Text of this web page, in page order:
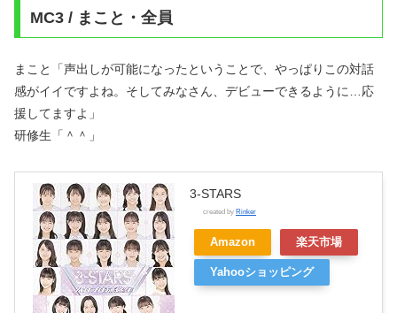
MC3 / まこと・全員
まこと「声出しが可能になったということで、やっぱりこの対話
感がイイですよね。そしてみなさん、デビューできるように…応
援してますよ」
研修生「＾＾」
3-STARS
created by Rinker
Amazon 楽天市場
Yahooショッピング